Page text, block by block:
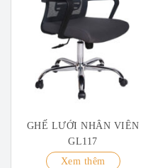
GHẾ LƯỚI NHÂN VIÊN
GL117
Xem thêm